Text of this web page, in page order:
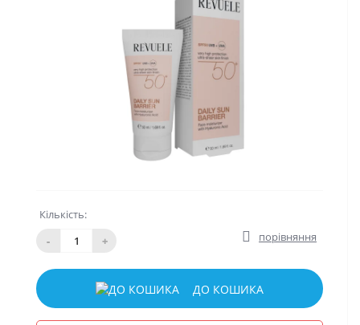
Кількість:
-
+ порівняння
ДО КОШИКА